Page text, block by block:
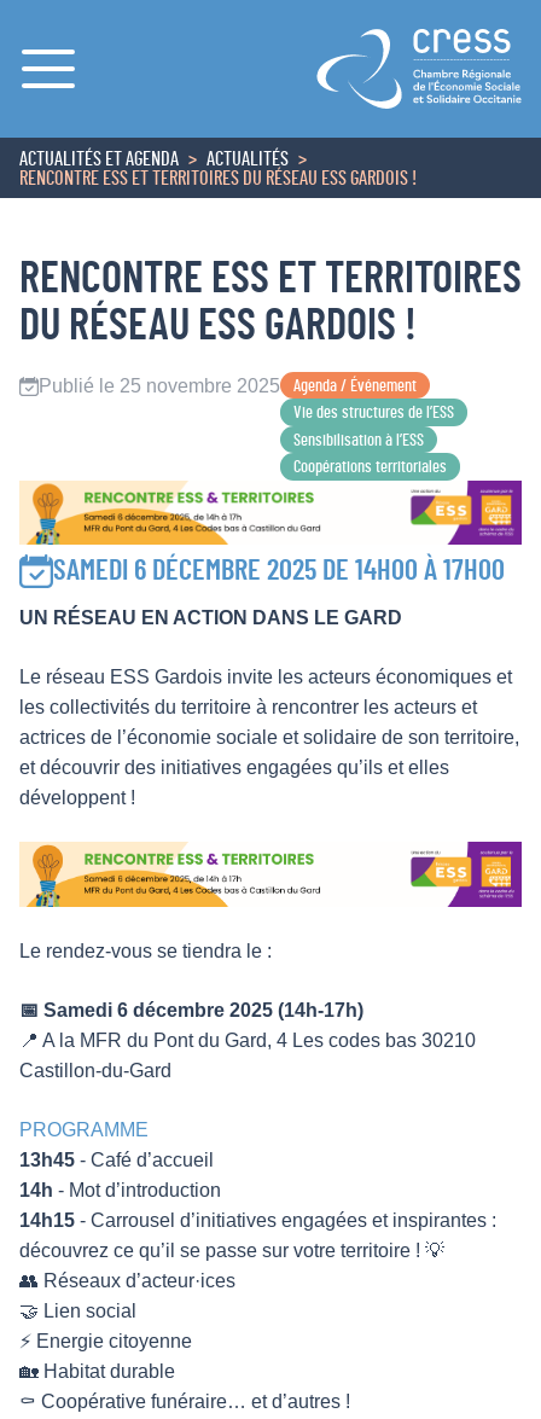
Menu
ACCUEIL
ACTUALITÉS ET AGENDA
ACTUALITÉS
RENCONTRE ESS ET TERRITOIRES DU RÉSEAU ESS GARDOIS !
RENCONTRE ESS ET TERRITOIRES
DU RÉSEAU ESS GARDOIS !
Publié le 25 novembre 2025
Agenda / Événement
Vie des structures de l’ESS
Sensibilisation à l’ESS
Coopérations territoriales
SAMEDI 6 DÉCEMBRE 2025 DE 14H00 À 17H00
UN RÉSEAU EN ACTION DANS LE GARD
Le réseau ESS Gardois invite les acteurs économiques et
les collectivités du territoire à rencontrer les acteurs et
actrices de l’économie sociale et solidaire de son territoire,
et découvrir des initiatives engagées qu’ils et elles
développent !
Le rendez-vous se tiendra le :
📅 Samedi 6 décembre 2025 (14h-17h)
📍 A la MFR du Pont du Gard, 4 Les codes bas 30210
Castillon-du-Gard
PROGRAMME
13h45 - Café d’accueil
14h - Mot d’introduction
14h15 - Carrousel d’initiatives engagées et inspirantes :
découvrez ce qu’il se passe sur votre territoire ! 💡
👥 Réseaux d’acteur·ices
🤝 Lien social
⚡ Energie citoyenne
🏡 Habitat durable
⚰️ Coopérative funéraire… et d’autres !